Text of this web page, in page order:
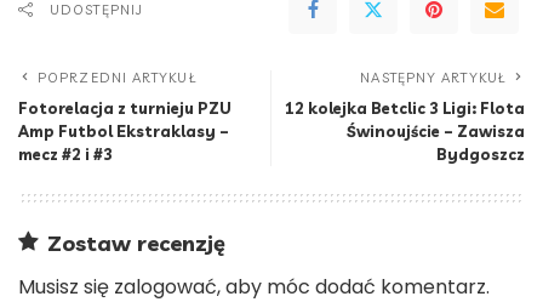
UDOSTĘPNIJ
POPRZEDNI ARTYKUŁ
Fotorelacja z turnieju PZU
Amp Futbol Ekstraklasy –
mecz #2 i #3
NASTĘPNY ARTYKUŁ
12 kolejka Betclic 3 Ligi: Flota
Świnoujście – Zawisza
Bydgoszcz
Zostaw recenzję
Musisz się zalogować, aby móc dodać komentarz.